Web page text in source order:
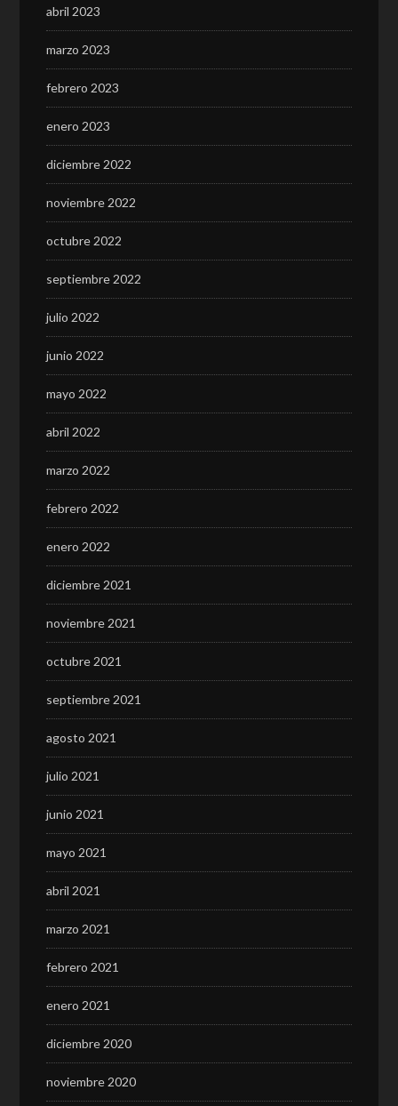
abril 2023
marzo 2023
febrero 2023
enero 2023
diciembre 2022
noviembre 2022
octubre 2022
septiembre 2022
julio 2022
junio 2022
mayo 2022
abril 2022
marzo 2022
febrero 2022
enero 2022
diciembre 2021
noviembre 2021
octubre 2021
septiembre 2021
agosto 2021
julio 2021
junio 2021
mayo 2021
abril 2021
marzo 2021
febrero 2021
enero 2021
diciembre 2020
noviembre 2020